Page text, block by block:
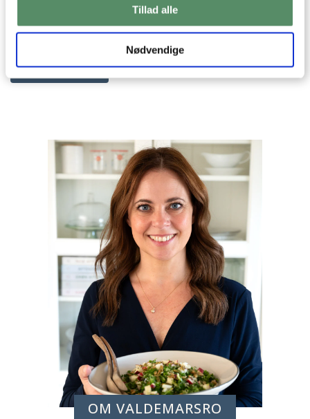
Tillad alle
Nødvendige
Din emailadresse vil ikke blive offentliggjort.
SEND
OM VALDEMARSRO